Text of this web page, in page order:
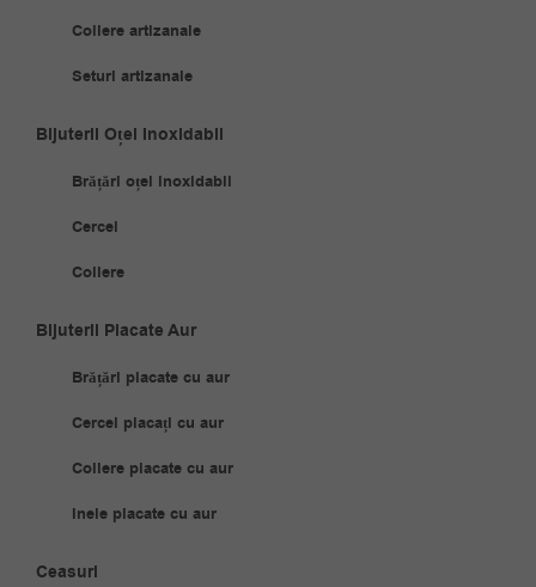
Coliere artizanale
Seturi artizanale
Bijuterii Oțel Inoxidabil
Brățări oțel inoxidabil
Cercei
Coliere
Bijuterii Placate Aur
Brățări placate cu aur
Cercei placați cu aur
Coliere placate cu aur
Inele placate cu aur
Ceasuri